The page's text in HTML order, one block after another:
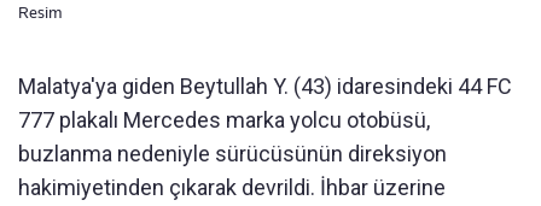
Resim
Malatya'ya giden Beytullah Y. (43) idaresindeki 44 FC
777 plakalı Mercedes marka yolcu otobüsü,
buzlanma nedeniyle sürücüsünün direksiyon
hakimiyetinden çıkarak devrildi. İhbar üzerine